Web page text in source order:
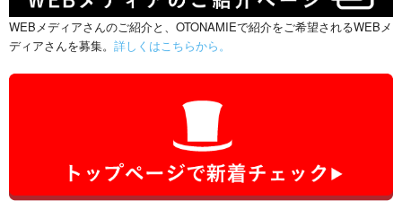
WEBメディアさんのご紹介と、OTONAMIEで紹介をご希望されるWEBメ
ディアさんを募集。 詳しくはこちらから。